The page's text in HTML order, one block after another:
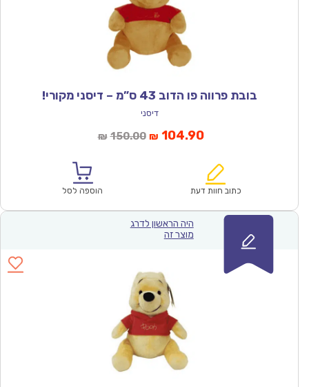
בובת פרווה פו הדוב 43 ס”מ – דיסני מקורי!
דיסני
₪ 150.00המחיר
₪150.00.
₪ 104.90המחיר
הוא:
כתוב חוות דעת הוספה לסל
היה הראשון לדרג
מוצר זה